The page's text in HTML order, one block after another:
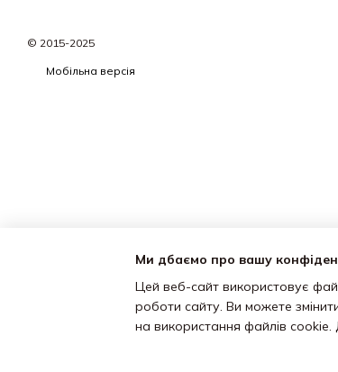
© 2015-2025
Мобільна версія
Ми дбаємо про вашу
Цей веб-сайт використовує
роботи сайту. Ви можете
на використання файлів